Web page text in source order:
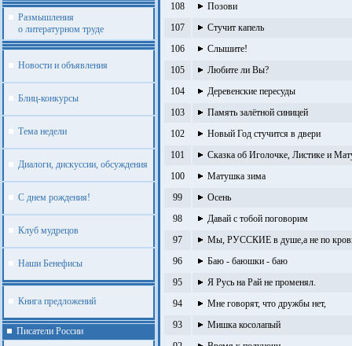
Размышления
о литературном труде
Новости и объявления
Блиц-конкурсы
Тема недели
Диалоги, дискуссии, обсуждения
С днем рождения!
Клуб мудрецов
Наши Бенефисы
Книга предложений
Писатели России
108
Позови
107
Стучит капель
106
Слышите!
105
Любите ли Вы?
104
Деревенские пересуды
103
Память залётной синицей
102
Новый Год стучится в двери
101
Сказка об Иголочке, Листике и
100
Матушка зима
99
Осень
98
Давай с тобой поговорим
97
Мы, РУССКИЕ в душе,а не по
96
Баю - баюшки - баю
95
Я Русь на Рай не променял.
94
Мне говорят, что дружбы нет,
93
Мишка косолапый